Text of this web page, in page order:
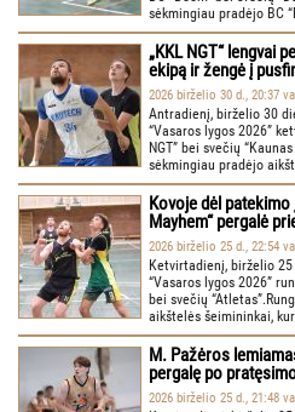
sėkmingiau pradėjo BC
„KKL NGT“ lengvai
ekipą ir žengė į
2026 birželio 30 d., 20:37
Antradienį, birželio 30
“Vasaros lygos 2026”
NGT” bei svečių
sėkmingiau pradėjo
Kovoje dėl
Mayhem“ pergalė
2026 birželio 25 d., 22:54
Ketvirtadienį, birželio
“Vasaros lygos 2026”
bei svečių
aikštelės šeimininkai,
M. Pažėros
pergalę po
2026 birželio 25 d., 21:48